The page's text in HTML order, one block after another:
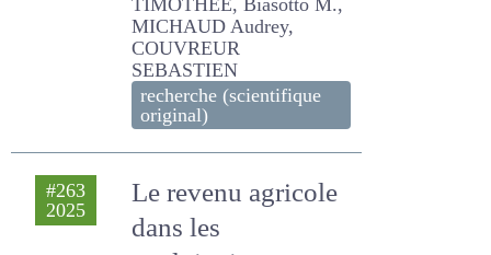
ROSE Juliette, PETIT
TIMOTHEE, Biasotto M.,
MICHAUD Audrey,
COUVREUR SEBASTIEN
recherche (scientifique
original)
#263
2025
Le revenu agricole
dans les